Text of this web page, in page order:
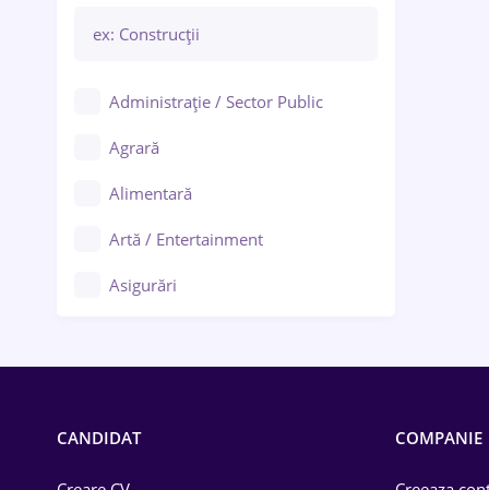
Administrație / Sector Public
Agrară
Alimentară
Artă / Entertainment
Asigurări
CANDIDAT COMPANIE